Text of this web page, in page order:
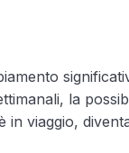
la
viaggio,